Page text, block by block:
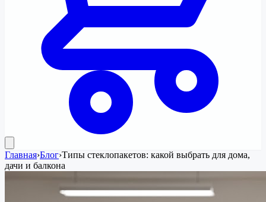
Главная›Блог›Типы стеклопакетов: какой выбрать для дома,
дачи и балкона